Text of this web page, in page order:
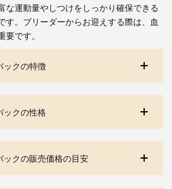
な運動量やしつけをしっかり確保できる
す。ブリーダーからお迎えする際は、血
です。
ックの特徴
ックの性格
ックの販売価格の目安